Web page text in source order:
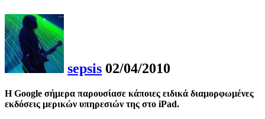
sepsis 02/04/2010
Η Google σήμερα παρουσίασε κάποιες ειδικά διαμορφωμένες
εκδόσεις μερικών υπηρεσιών της στο iPad.